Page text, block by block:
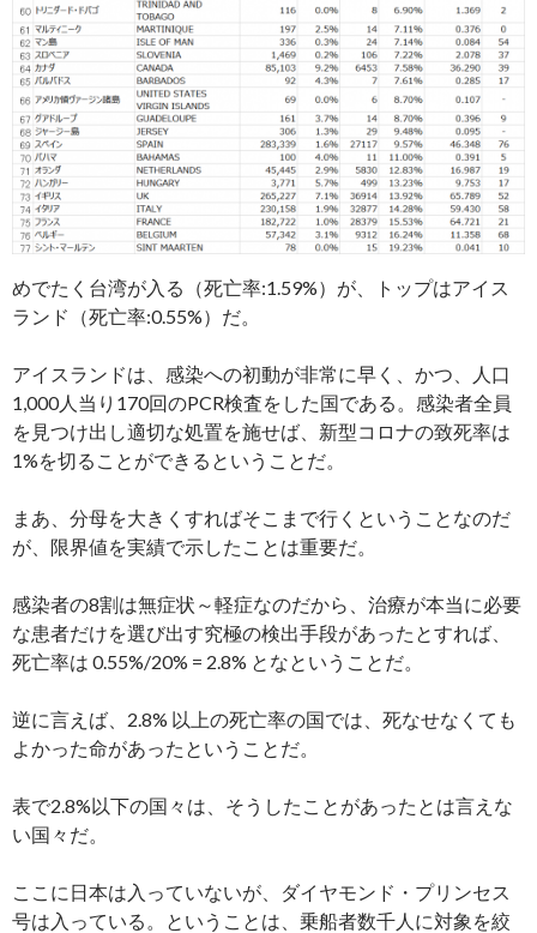
めでたく台湾が入る（死亡率:1.59%）が、トップはアイス
ランド（死亡率:0.55%）だ。
アイスランドは、感染への初動が非常に早く、かつ、人口
1,000人当り170回のPCR検査をした国である。感染者全員
を見つけ出し適切な処置を施せば、新型コロナの致死率は
1%を切ることができるということだ。
まあ、分母を大きくすればそこまで行くということなのだ
が、限界値を実績で示したことは重要だ。
感染者の8割は無症状～軽症なのだから、治療が本当に必要
な患者だけを選び出す究極の検出手段があったとすれば、
死亡率は 0.55%/20% = 2.8% となということだ。
逆に言えば、2.8% 以上の死亡率の国では、死なせなくても
よかった命があったということだ。
表で2.8%以下の国々は、そうしたことがあったとは言えな
い国々だ。
ここに日本は入っていないが、ダイヤモンド・プリンセス
号は入っている。ということは、乗船者数千人に対象を絞